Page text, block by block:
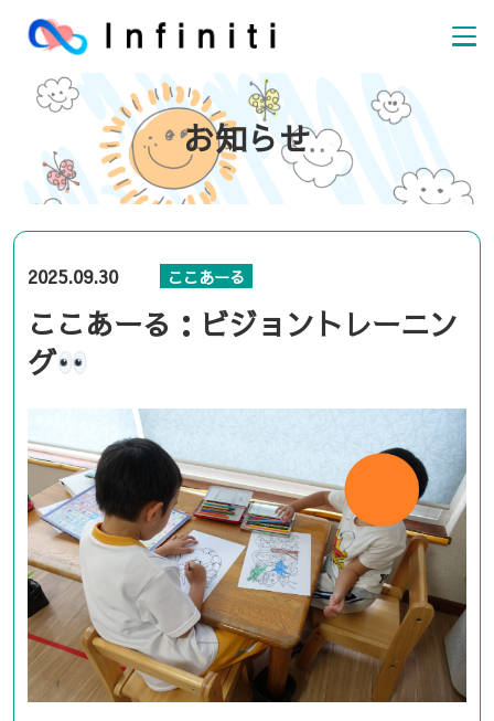
お知らせ
2025.09.30 ここあーる
ここあーる：ビジョントレーニン
グ